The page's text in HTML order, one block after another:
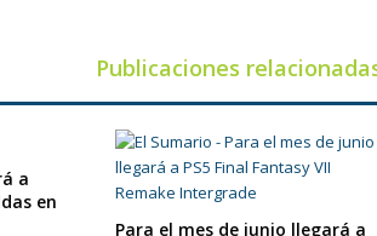
Publicaciones
a
en
Para el mes de junio llegará a